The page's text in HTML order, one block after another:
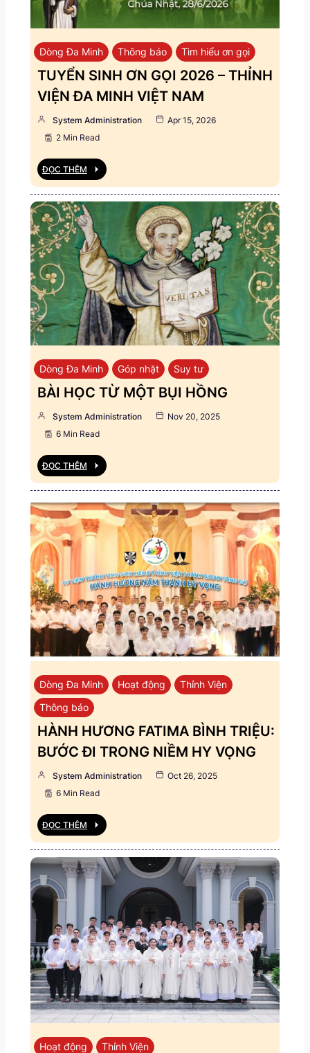
Dòng Đa Minh Thông báo Tìm hiểu ơn gọi
TUYỂN SINH ƠN GỌI 2026 – THỈNH
VIỆN ĐA MINH VIỆT NAM
System Administration
Apr 15, 2026
2 Min Read
ĐỌC THÊM
Dòng Đa Minh Góp nhặt Suy tư
BÀI HỌC TỪ MỘT BỤI HỒNG
System Administration
Nov 20, 2025
6 Min Read
ĐỌC THÊM
Dòng Đa Minh Hoạt động
Thỉnh Viện
Thông báo
HÀNH HƯƠNG FATIMA BÌNH TRIỆU:
BƯỚC ĐI TRONG NIỀM HY VỌNG
System Administration
Oct 26, 2025
6 Min Read
ĐỌC THÊM
Hoạt động Thỉnh Viện